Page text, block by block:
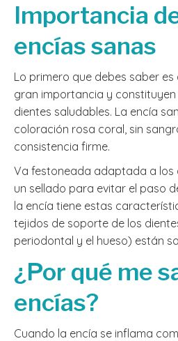
Importancia
encías sanas
Lo primero que debes saber
gran importancia y constituyen
dientes saludables. La encía
coloración rosa coral, sin
consistencia firme.
Va festoneada adaptada a los
un sellado para evitar el paso
la encía tiene estas
tejidos de soporte de los
periodontal y el hueso) están
¿Por qué me
encías?
Cuando la encía se inflama